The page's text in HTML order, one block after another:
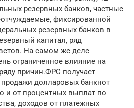
резервных банков, частные
фиксированной
резервных банков в
капитал, ряд
На самом же деле
ограниченное влияние на
причин.ФРС получает
долларовых банкнот
и от процентных выплат по
доходов от платежных